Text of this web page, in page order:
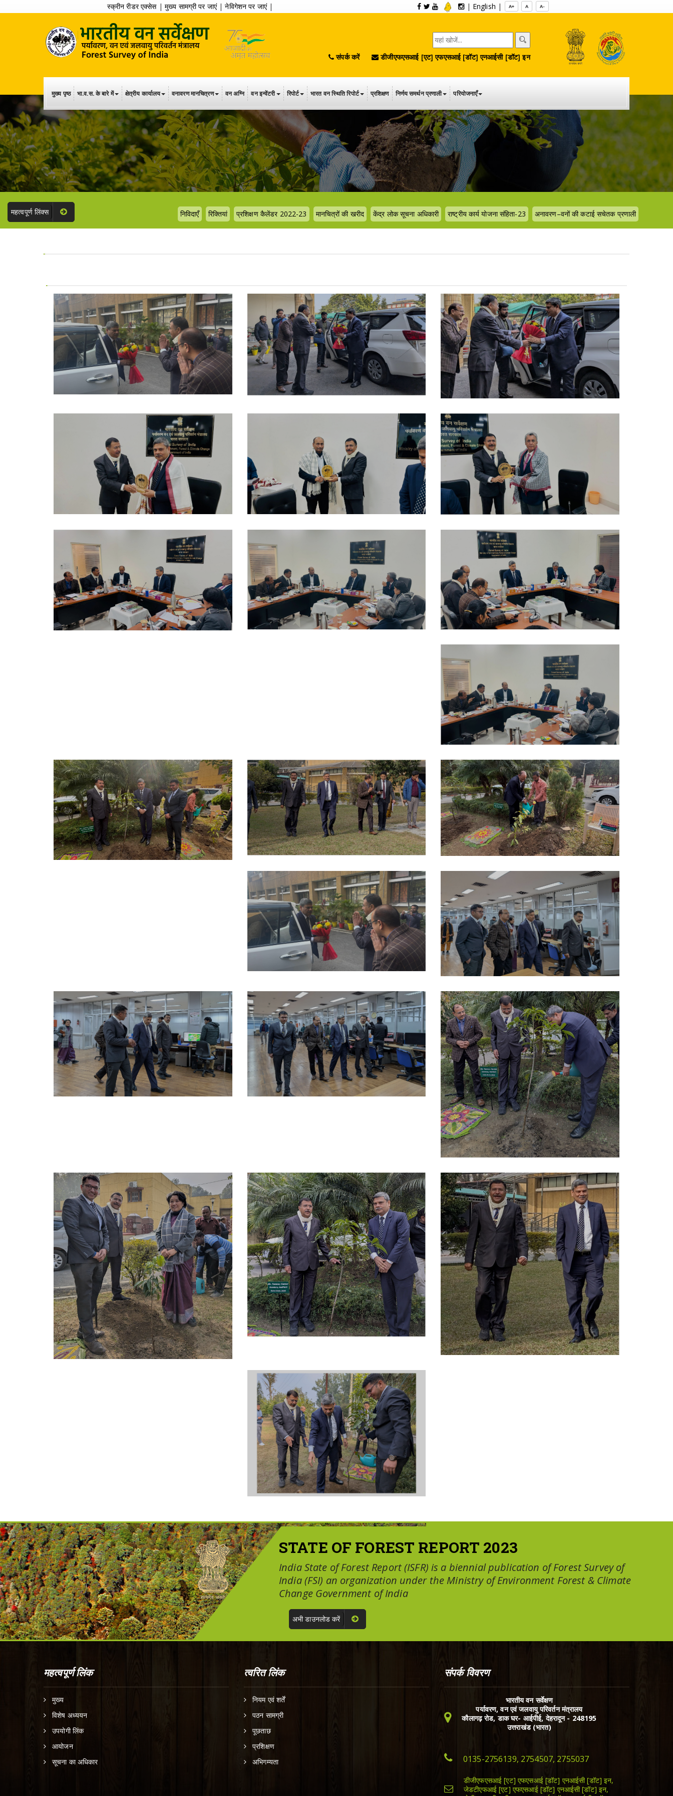
स्क्रीन रीडर एक्सेस|मुख्य सामग्री पर जाएं|नेविगेशन पर जाएं| | English | A+ A A-
संपर्क करें डीजीएफएसआई [एट] एफएसआई [डॉट] एनआईसी [डॉट] इन
मुख्य पृष्ठ भा.व.स. के बारे में क्षेत्रीय कार्यालय वनावरण मानचित्रण वन अग्नि वन इन्वेंटरी रिपोर्ट भारत वन स्थिति रिपोर्ट प्रशिक्षण निर्णय समर्थन प्रणाली परियोजनाएँ
महत्वपूर्ण लिंक्स निविदाएँ रिक्तियां प्रशिक्षण कैलेंडर 2022-23 मानचित्रों की खरीद केंद्र लोक सूचना अधिकारी राष्ट्रीय कार्य योजना संहिता-23 अनावरण–वनों की कटाई सचेतक प्रणाली
STATE OF FOREST REPORT 2023
India State of Forest Report (ISFR) is a biennial publication of Forest Survey of
India (FSI) an organization under the Ministry of Environment Forest & Climate
Change Government of India
अभी डाउनलोड करें
महत्वपूर्ण लिंक
मुख्य
विशेष अध्ययन
उपयोगी लिंक
आयोजन
सूचना का अधिकार
त्वरित लिंक
नियम एवं शर्तें
पठन सामग्री
पूछताछ
प्रशिक्षण
अभिगम्यता
संपर्क विवरण
भारतीय वन सर्वेक्षण
पर्यावरण, वन एवं जलवायु परिवर्तन मंत्रालय
कौलागढ़ रोड, डाक घर- आईपीई, देहरादून - 248195
उत्तराखंड (भारत)
0135-2756139, 2754507, 2755037
डीजीएफएसआई [एट] एफएसआई [डॉट] एनआईसी [डॉट] इन,
जेडटीएफआई [एट] एफएसआई [डॉट] एनआईसी [डॉट] इन,